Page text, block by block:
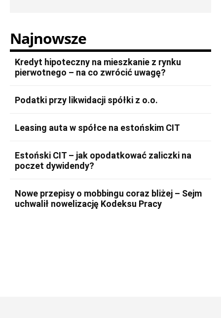
Najnowsze
Kredyt hipoteczny na mieszkanie z rynku
pierwotnego – na co zwrócić uwagę?
Podatki przy likwidacji spółki z o.o.
Leasing auta w spółce na estońskim CIT
Estoński CIT – jak opodatkować zaliczki na
poczet dywidendy?
Nowe przepisy o mobbingu coraz bliżej – Sejm
uchwalił nowelizację Kodeksu Pracy